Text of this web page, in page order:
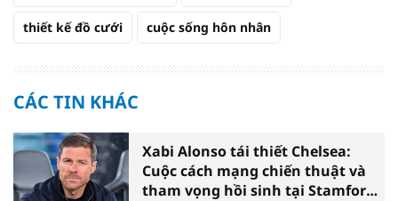
thiết kế đồ cưới cuộc sống hôn nhân
CÁC TIN KHÁC
Xabi Alonso tái thiết Chelsea:
Cuộc cách mạng chiến thuật và
tham vọng hồi sinh tại Stamford